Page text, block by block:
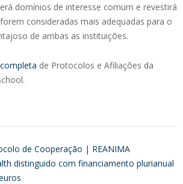
domínios de interesse comum e revestirá
consideradas mais adequadas para o
de ambas as instituições.
de Protocolos e Afiliações da
de Cooperação | REANIMA
distinguido com financiamento plurianual